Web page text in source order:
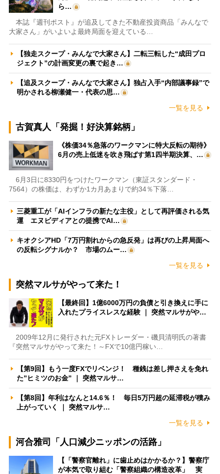
ら…
本誌『週刊ポスト』が追及してきた不動産投資商品「みんなで
大家さん」がいよいよ最終局面を迎えている…
【独走スクープ・みんなで大家さん】二転三転した“成田プロ
ジェクト”の計画変更の裏で起き…
【追及スクープ・みんなで大家さん】独占入手“内部議事録”で
明かされる柳瀬健一・代表の思…
一覧を見る
古賀真人「発掘！好決算銘柄」
《株価34％急落のワークマンに特大反転の期待》
6月の売上低迷を吹き飛ばす第1四半期決算、…
6月3日に8330円をつけたワークマン（東証スタンダード・
7564）の株価は、わずか1カ月あまりで約34％下落…
三菱重工が「AIインフラの新たな主役」として再評価される気
運 エヌビディアとの提携でAI…
キオクシアHD「7万円割れからの急反発」は再びの上昇局面へ
の反転シグナルか？ 市場のムー…
一覧を見る
突然マルサがやって来た！
【最終回】1億6000万円の負債と引き換えに手に
入れたプライスレスな経験 ｜ 突然マルサがや…
2009年12月に発行された元FXトレーダー・磯貝清明氏の著書
『突然マルサがやって来た！～FXで10億円稼い…
【第9回】もう一度FXでリベンジ！ 種銭は差し押さえを免れ
た”ヒミツのお金” ｜ 突然マルサ…
【第8回】年利はなんと14.6％！ 毎日5万円超の延滞税が積み
上がっていく ｜ 突然マルサ…
一覧を見る
河合雅司「人口減少ニッポンの活路」
【「警察官離れ」に歯止めはかかるか？】警察庁
が本気で取り組む「警察組織の構造改革」 実